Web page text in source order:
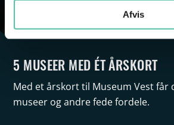
Afvis
5 MUSEER MED ÉT ÅRSKORT
Med et årskort til Museum Vest får
museer og andre fede fordele.